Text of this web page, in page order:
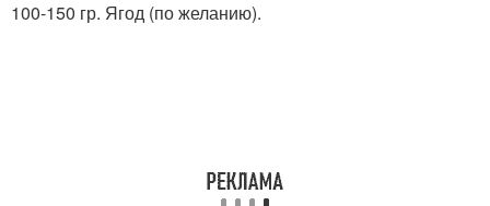
100-150 гр. Ягод (по желанию).